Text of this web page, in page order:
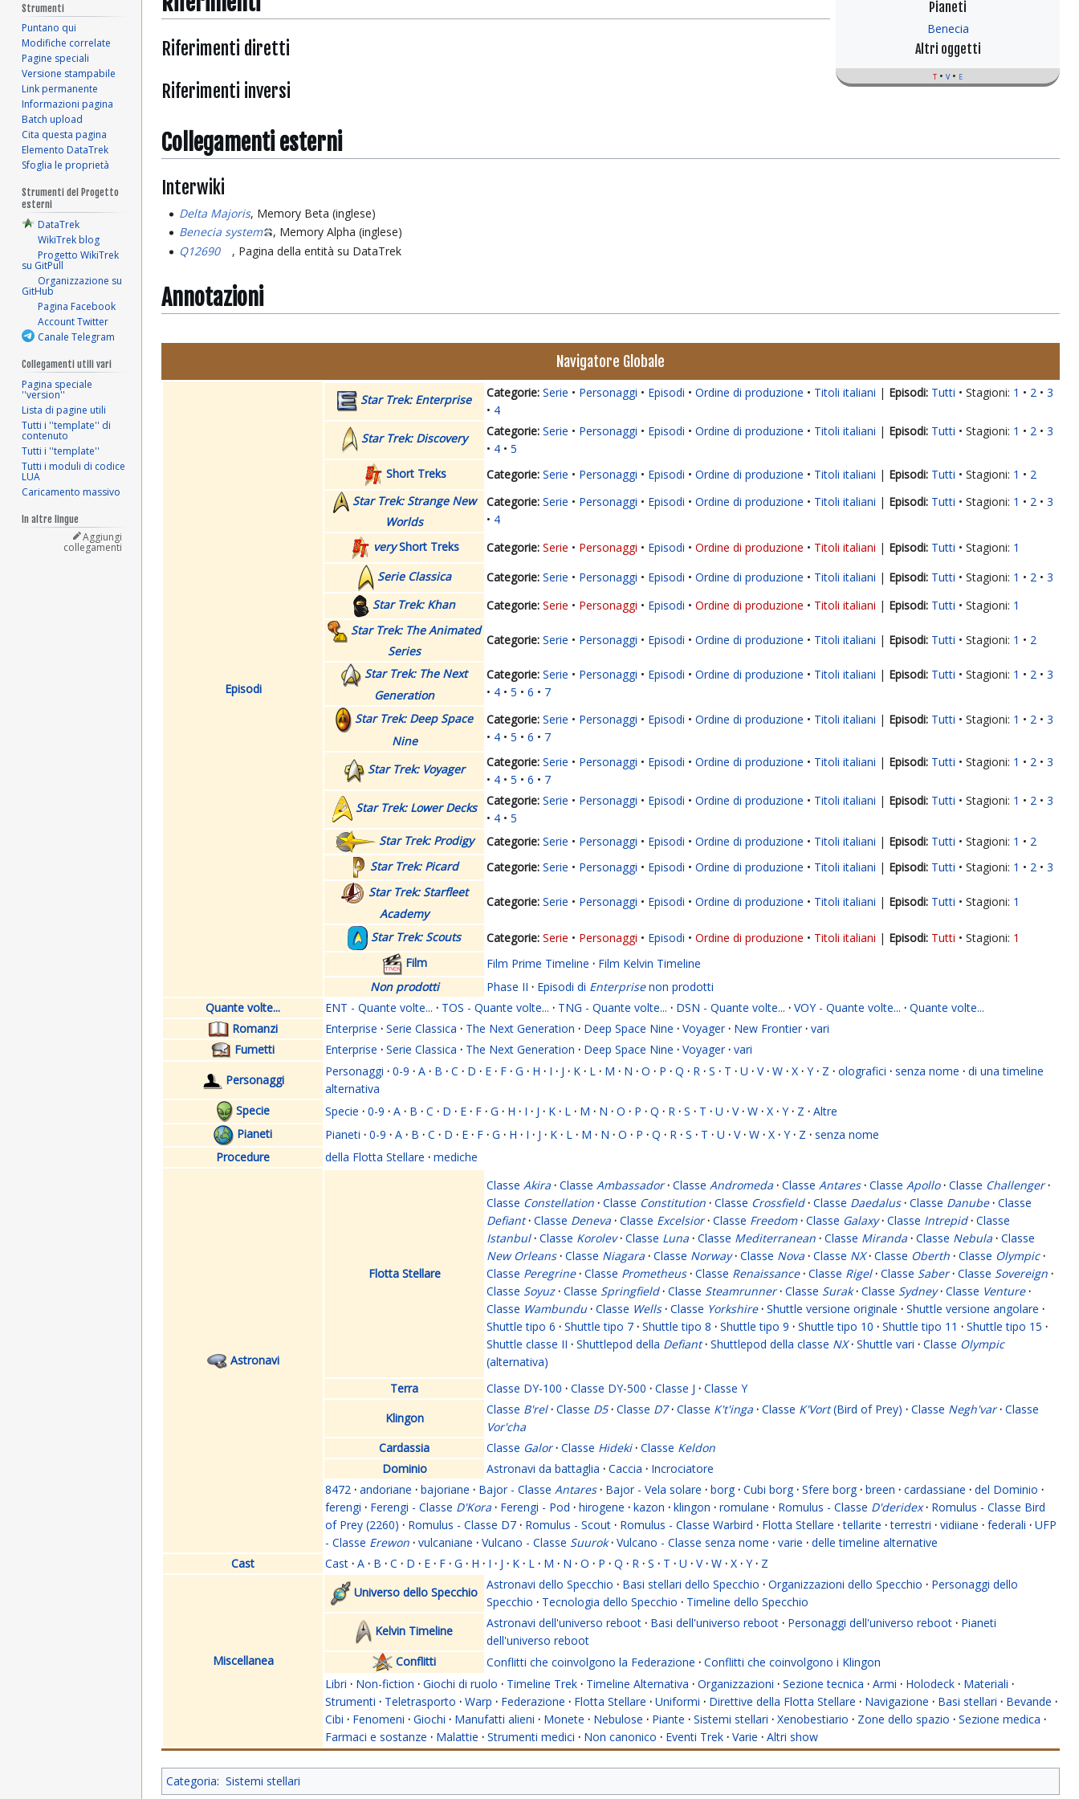
Pianeti
Benecia
Altri oggetti
t v e
Riferimenti diretti
Riferimenti inversi
Collegamenti esterni
Interwiki
Delta Majoris, Memory Beta (inglese)
Benecia system
, Memory Alpha (inglese)
Q12690
, Pagina della entità su DataTrek
Annotazioni
Navigatore Globale
Episodi
Star Trek: Enterprise Serie Personaggi Episodi Ordine di produzione Titoli italiani | Tutti Stagioni: 1 2
3
4
Star Trek: Discovery
Serie Personaggi Episodi Ordine di produzione Titoli italiani | Tutti Stagioni: 1 2
3
4
5
Short Treks
Serie Personaggi Episodi Ordine di produzione Titoli italiani | Tutti Stagioni: 1
2
Star Trek: Strange New
Worlds
Serie Personaggi Episodi Ordine di produzione Titoli italiani | Tutti Stagioni: 1 2
3
4
veryShort Treks Serie Personaggi Episodi Ordine di produzione Titoli italiani | Tutti Stagioni: 1
Serie Classica
Serie Personaggi Episodi Ordine di produzione Titoli italiani | Tutti Stagioni: 1 2
3
Star Trek: Khan
Serie Personaggi Episodi Ordine di produzione Titoli italiani | Tutti Stagioni: 1
Star Trek: The Animated
Series
Serie Personaggi Episodi Ordine di produzione Titoli italiani | Tutti Stagioni: 1 2
Star Trek: The Next
Generation
Serie Personaggi Episodi Ordine di produzione Titoli italiani | Tutti Stagioni: 1 2
3
4
5 6
7
Star Trek: Deep Space
Nine
Serie Personaggi Episodi Ordine di produzione Titoli italiani | Tutti Stagioni: 1 2
3
4
5 6 7
Star Trek: Voyager Serie Personaggi Episodi Ordine di produzione Titoli italiani | Tutti Stagioni: 1 2
3
4
5 6
7
Star Trek: Lower Decks
Serie Personaggi Episodi Ordine di produzione Titoli italiani | Tutti Stagioni: 1 2
3
4
5
Star Trek: Prodigy
Serie Personaggi Episodi Ordine di produzione Titoli italiani | Tutti Stagioni: 1
2
Star Trek: Picard
Serie Personaggi Episodi Ordine di produzione Titoli italiani | Tutti Stagioni: 1 2
3
Star Trek: Starfleet
Academy
Serie Personaggi Episodi Ordine di produzione Titoli italiani | Tutti Stagioni: 1
Star Trek: Scouts Serie Personaggi Episodi Ordine di produzione Titoli italiani | Tutti Stagioni: 1
Film
Film Prime Timeline · Film Kelvin Timeline
Non prodotti
Phase II · Episodi di Enterprisenon prodotti
Quante volte...
ENT - Quante volte... · TOS - Quante volte... · TNG - Quante volte... · DSN - Quante volte... · VOY - Quante volte... · Quante volte...
Romanzi
Enterprise · Serie Classica · The Next Generation · Deep Space Nine · Voyager · New Frontier · vari
Fumetti
Enterprise · Serie Classica · The Next Generation · Deep Space Nine · Voyager · vari
Personaggi
Personaggi · 0-9 · A · B · C · D · E · F · G · H · I · J · K · L · M · N · O · P · Q · R · S · T · U · V · W · X · Y · Z · olografici · senza nome · di una timeline
alternativa
Specie
Specie · 0-9 · A · B · C · D · E · F · G · H · I · J · K · L · M · N · O · P · Q · R · S · T · U · V · W · X · Y · Z · Altre
Pianeti
Pianeti · 0-9 · A · B · C · D · E · F · G · H · I · J · K · L · M · N · O · P · Q · R · S · T · U · V · W · X · Y · Z · senza nome
Procedure
della Flotta Stellare · mediche
Astronavi
Flotta Stellare
Classe Akira · Classe Ambassador · Classe Andromeda · Classe Antares · Classe Apollo · Classe Challenger ·
Classe Constellation · Classe Constitution · Classe Crossfield · Classe Daedalus · Classe Danube · Classe
Defiant · Classe Deneva · Classe Excelsior · Classe Freedom · Classe Galaxy · Classe Intrepid · Classe
Istanbul · Classe Korolev · Classe Luna · Classe Mediterranean · Classe Miranda · Classe Nebula · Classe
New Orleans · Classe Niagara · Classe Norway · Classe Nova · Classe NX · Classe Oberth · Classe Olympic ·
Classe Peregrine · Classe Prometheus · Classe Renaissance · Classe Rigel · Classe Saber · Classe Sovereign ·
Classe Soyuz · Classe Springfield · Classe Steamrunner · Classe Surak · Classe Sydney · Classe Venture ·
Classe Wambundu · Classe Wells · Classe Yorkshire · Shuttle versione originale · Shuttle versione angolare ·
Shuttle tipo 6 · Shuttle tipo 7 · Shuttle tipo 8 · Shuttle tipo 9 · Shuttle tipo 10 · Shuttle tipo 11 · Shuttle tipo 15 ·
Shuttle classe II · Shuttlepod della Defiant · Shuttlepod della classe NX · Shuttle vari · Classe Olympic
(alternativa)
Terra
Classe DY-100 · Classe DY-500 · Classe J · Classe Y
Klingon
Classe B'rel · Classe D5 · Classe D7 · Classe K't'inga · Classe K'Vort(Bird of Prey) · Classe Negh'var · Classe
Vor'cha
Cardassia
Classe Galor · Classe Hideki · Classe Keldon
Dominio
Astronavi da battaglia · Caccia · Incrociatore
8472 · andoriane · bajoriane · Bajor - Classe Antares · Bajor - Vela solare · borg · Cubi borg · Sfere borg · breen · cardassiane · del Dominio ·
ferengi · Ferengi - Classe D'Kora · Ferengi - Pod · hirogene · kazon · klingon · romulane · Romulus - Classe D'deridex · Romulus - Classe Bird
of Prey (2260) · Romulus - Classe D7 · Romulus - Scout · Romulus - Classe Warbird · Flotta Stellare · tellarite · terrestri · vidiiane · federali · UFP
- Classe Erewon · vulcaniane · Vulcano - Classe Suurok · Vulcano - Classe senza nome · varie · delle timeline alternative
Cast
Cast · A · B · C · D · E · F · G · H · I · J · K · L · M · N · O · P · Q · R · S · T · U · V · W · X · Y · Z
Miscellanea
Universo dello Specchio
Astronavi dello Specchio · Basi stellari dello Specchio · Organizzazioni dello Specchio · Personaggi dello
Specchio · Tecnologia dello Specchio · Timeline dello Specchio
Kelvin Timeline
Astronavi dell'universo reboot · Basi dell'universo reboot · Personaggi dell'universo reboot · Pianeti
dell'universo reboot
Conflitti
Conflitti che coinvolgono la Federazione · Conflitti che coinvolgono i Klingon
Libri · Non-fiction · Giochi di ruolo · Timeline Trek · Timeline Alternativa · Organizzazioni · Sezione tecnica · Armi · Holodeck · Materiali ·
Strumenti · Teletrasporto · Warp · Federazione · Flotta Stellare · Uniformi · Direttive della Flotta Stellare · Navigazione · Basi stellari · Bevande ·
Cibi · Fenomeni · Giochi · Manufatti alieni · Monete · Nebulose · Piante · Sistemi stellari · Xenobestiario · Zone dello spazio · Sezione medica ·
Farmaci e sostanze · Malattie · Strumenti medici · Non canonico · Eventi Trek · Varie · Altri show
Categoria: Sistemi stellari
Strumenti
Puntano qui
Modifiche correlate
Pagine speciali
Versione stampabile
Link permanente
Informazioni pagina
Batch upload
Cita questa pagina
Elemento DataTrek
Sfoglia le proprietà
Strumenti del Progetto
esterni
DataTrek
WikiTrek blog
Progetto WikiTrek
su GitPull
Organizzazione su
GitHub
Pagina Facebook
Account Twitter
Canale Telegram
Collegamenti utili vari
Pagina speciale
''version''
Lista di pagine utili
Tutti i ''template'' di
contenuto
Tutti i ''template''
Tutti i moduli di codice
LUA
Caricamento massivo
In altre lingue
Aggiungi
collegamenti